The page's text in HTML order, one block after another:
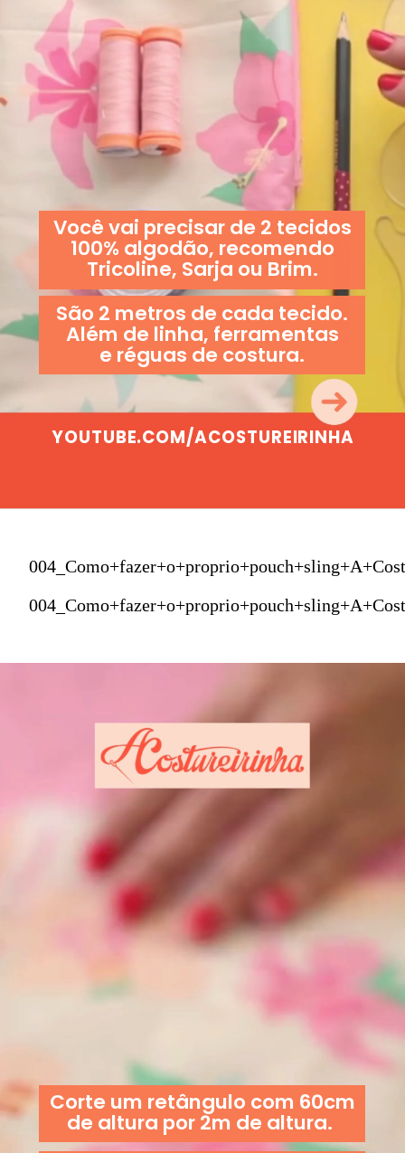
Você vai precisar de 2 tecidos
100% algodão, recomendo
Tricoline, Sarja ou Brim.
São 2 metros de cada tecido.
Além de linha, ferramentas
e réguas de costura.
YOUTUBE.COM/ACOSTUREIRINHA
Corte um retângulo com 60cm
de altura por 2m de altura.